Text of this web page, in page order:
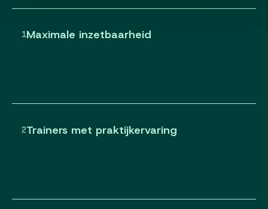
1Maximale inzetbaarheid
2Trainers met praktijkervaring